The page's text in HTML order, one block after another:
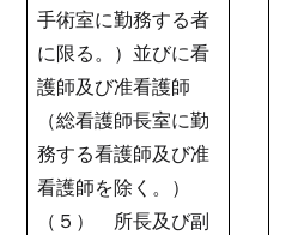
手術室に勤務する者
に限る。）並びに看
護師及び准看護師
（総看護師長室に勤
務する看護師及び准
看護師を除く。）
（５） 所長及び副